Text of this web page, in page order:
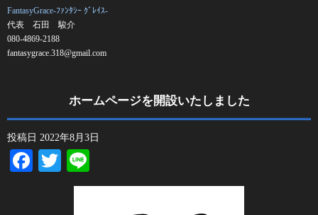
FantasyGrace-ﾌｧﾝﾀｼｰ ｸﾞﾚｲｽ-
代表 石田 駿介
080-4869-2188
fantasygrace.318@gmail.com
ホームページを開設いたしました
投稿日 2022年8月3日
Facebook
Twitter